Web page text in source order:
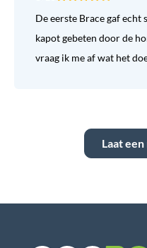
De eerste Brace gaf echt
kapot gebeten door de
vraag ik me af wat het
Laat